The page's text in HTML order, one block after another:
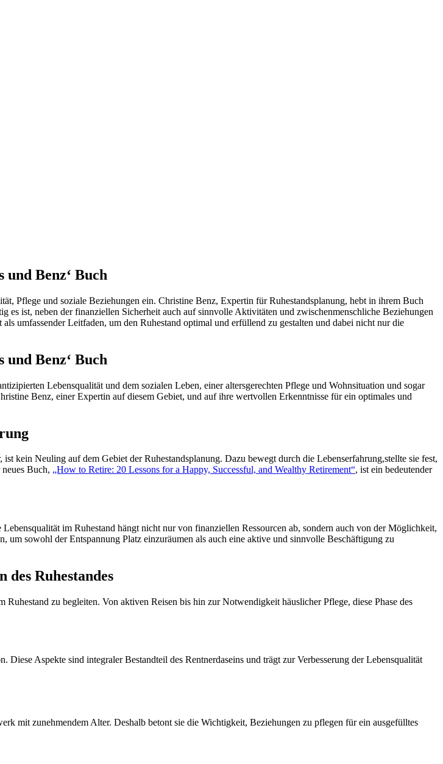
Benz‘ Buch
Benz‘ Buch
Lebensqualität und dem sozialen Leben, einer altersgerechten Pflege und Wohnsituation und sogar
Benz, einer Expertin auf diesem Gebiet, und auf ihre wertvollen Erkenntnisse für ein optimales und
kein Neuling auf dem Gebiet der Ruhestandsplanung. Dazu bewegt durch die Lebenserfahrung,stellte sie fest,
Buch, „How to Retire: 20 Lessons for a Happy, Successful, and Wealthy Retirement“, ist ein bedeutender
im Ruhestand hängt nicht nur von finanziellen Ressourcen ab, sondern auch von der Möglichkeit,
sowohl der Entspannung Platz einzuräumen als auch eine aktive und sinnvolle Beschäftigung zu
des Ruhestandes
zu begleiten. Von aktiven Reisen bis hin zur Notwendigkeit häuslicher Pflege, diese Phase des
Aspekte sind integraler Bestandteil des Rentnerdaseins und trägt zur Verbesserung der Lebensqualität
mit zunehmendem Alter. Deshalb betont sie die Wichtigkeit, Beziehungen zu pflegen für ein ausgefülltes